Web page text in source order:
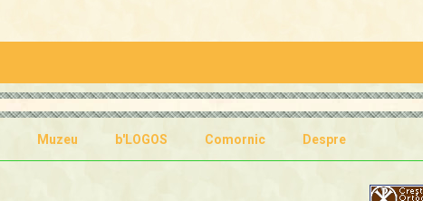
Muzeu b'LOGOS Comornic Despre